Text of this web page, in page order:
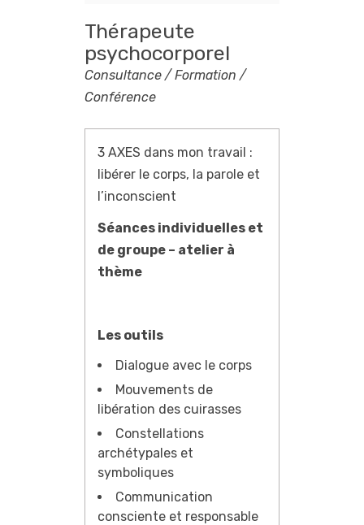
Thérapeute
psychocorporel
Consultance / Formation /
Conférence
3 AXES dans mon travail :
libérer le corps, la parole et
l’inconscient
Séances individuelles et
de groupe – atelier à
thème
Les outils
Dialogue avec le corps
Mouvements de
libération des cuirasses
Constellations
archétypales et
symboliques
Communication
consciente et responsable